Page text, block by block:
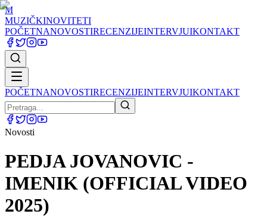
M
MUZIČKINOVITETI
POČETNANOVOSTIRECENZIJEINTERVJUIKONTAKT
POČETNANOVOSTIRECENZIJEINTERVJUIKONTAKT
Novosti
PEDJA JOVANOVIC -
IMENIK (OFFICIAL VIDEO
2025)